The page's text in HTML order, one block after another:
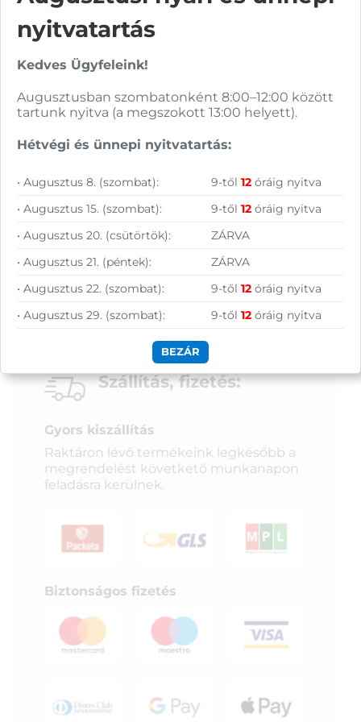
Vásárolj nálunk!
Nagy raktárkészlet
Hűségprogram
50 000 Ft felett ingyenes szállítás
Szolgáltatásaink vállalkozásoknak
Szállítás, fizetés:
Gyors kiszállítás
Raktáron lévő termékeink legkésőbb a
megrendelést követkető munkanapon
feladásra kerülnek.
Biztonságos fizetés
nyitvatartás
Kedves Ügyfeleink!
Augusztusban szombatonként 8:00–12:00 között
tartunk nyitva (a megszokott 13:00 helyett).
Hétvégi és ünnepi nyitvatartás:
• Augusztus 8. (szombat): 9-től12 óráig nyitva
• Augusztus 15. (szombat):
9-től12 óráig nyitva
• Augusztus 20. (csütörtök):
ZÁRVA
• Augusztus 21. (péntek):
ZÁRVA
• Augusztus 22. (szombat):
9-től12 óráig nyitva
• Augusztus 29. (szombat):
9-től12 óráig nyitva
BEZÁR